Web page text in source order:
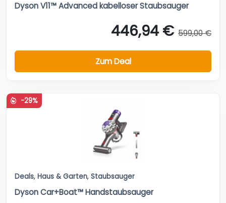
Dyson V11™ Advanced kabelloser Staubsauger
446,94 € 599,00 €
Zum Deal
-29%
Deals, Haus & Garten, Staubsauger
Dyson Car+Boat™ Handstaubsauger